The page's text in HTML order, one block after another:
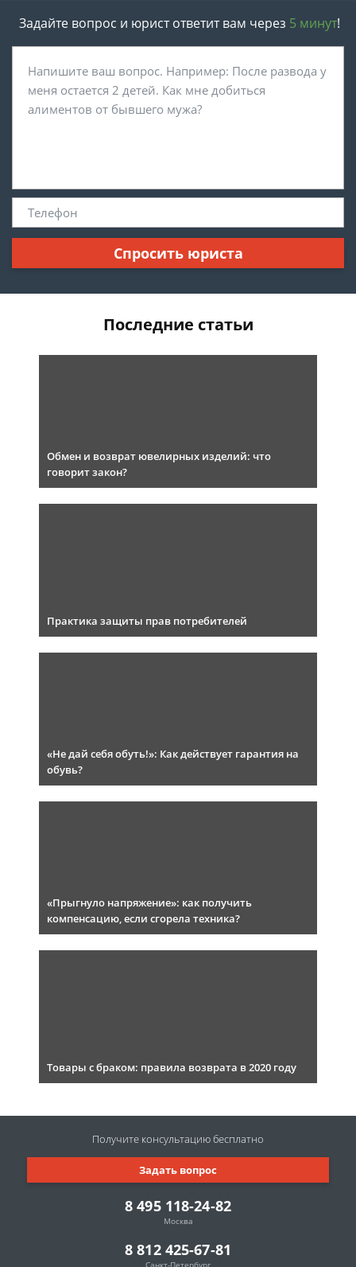
Задайте вопрос и юрист ответит вам через 5 минут!
Спросить юриста
Последние статьи
Обмен и возврат ювелирных изделий: что
говорит закон?
Практика защиты прав потребителей
«Не дай себя обуть!»: Как действует гарантия на
обувь?
«Прыгнуло напряжение»: как получить
компенсацию, если сгорела техника?
Товары с браком: правила возврата в 2020 году
8 495 118-24-82
Москва
8 812 425-67-81
Задать вопрос
Получите консультациюбесплатно